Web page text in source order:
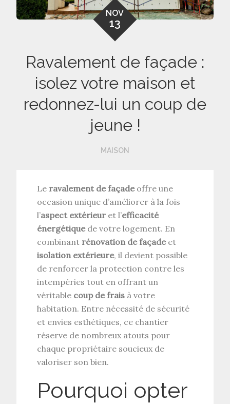
NOV
13
Ravalement de façade :
isolez votre maison et
redonnez-lui un coup de
jeune !
MAISON
Le ravalement de façadeoffre une
occasion unique d’améliorer à la fois
l’aspect extérieur et l’efficacité
énergétiquede votre logement. En
combinant rénovation de façadeet
isolation extérieure, il devient possible
de renforcer la protection contre les
intempéries tout en offrant un
véritable coup de frais à votre
habitation. Entre nécessité de sécurité
et envies esthétiques, ce chantier
réserve de nombreux atouts pour
chaque propriétaire soucieux de
valoriser son bien.
Pourquoi opter